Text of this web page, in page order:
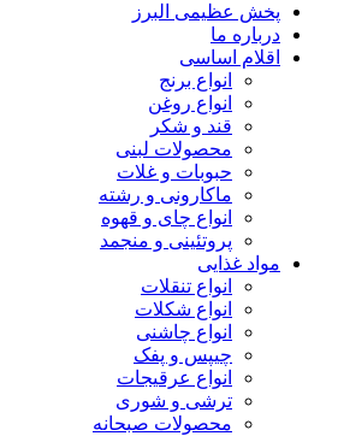
پخش عظیمی البرز
درباره ما
اقلام اساسی
انواع برنج
انواع روغن
قند و شکر
محصولات لبنی
حبوبات و غلات
ماکارونی و رشته
انواع چای و قهوه
پروتئینی و منجمد
مواد غذایی
انواع تنقلات
انواع شکلات
انواع چاشنی
چیپس و پفک
انواع عرقیجات
ترشی و شوری
محصولات صبحانه